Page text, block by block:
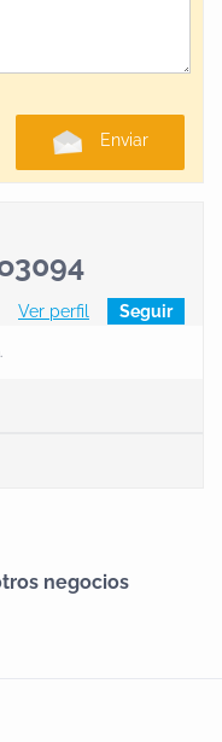
Enviar
Ver perfil Seguir
negocios